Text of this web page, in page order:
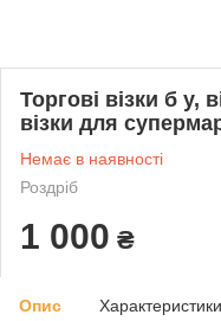
Торгові візки б у,
візки для
Немає в наявності
Роздріб
1 000 ₴
Опис Характеристики